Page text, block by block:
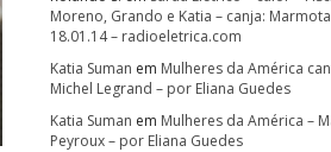
Moreno, Grando e Katia – canja: Marmota
18.01.14 – radioeletrica.com
Katia Suman em Mulheres da América
Michel Legrand – por Eliana Guedes
Katia Suman em Mulheres da América –
Peyroux – por Eliana Guedes